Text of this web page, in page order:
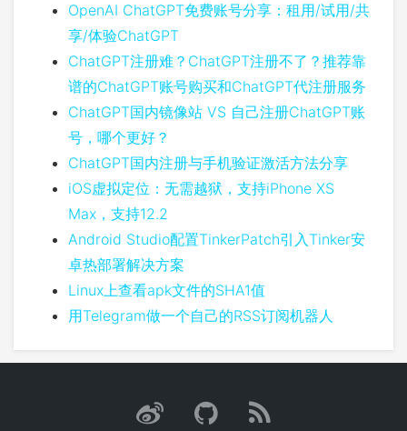
OpenAI ChatGPT免费账号分享：租用/试用/共
享/体验ChatGPT
ChatGPT注册难？ChatGPT注册不了？推荐靠
谱的ChatGPT账号购买和ChatGPT代注册服务
ChatGPT国内镜像站 VS 自己注册ChatGPT账
号，哪个更好？
ChatGPT国内注册与手机验证激活方法分享
iOS虚拟定位：无需越狱，支持iPhone XS
Max，支持12.2
Android Studio配置TinkerPatch引入Tinker安
卓热部署解决方案
Linux上查看apk文件的SHA1值
用Telegram做一个自己的RSS订阅机器人